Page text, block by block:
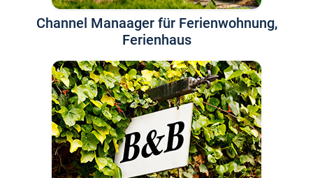
Channel Manaager für Ferienwohnung,
Ferienhaus